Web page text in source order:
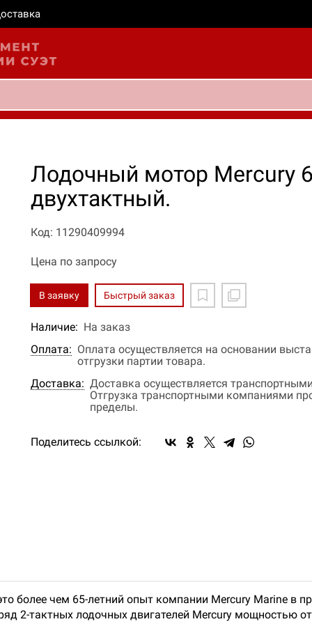
Лодочный мотор Mercury
двухтактный.
Код: 11290409994
Цена по запросу
В заявку Быстрый заказ
Наличие: На заказ
Оплата: Оплата осуществляется на основании
отгрузки партии товара.
Доставка: Доставка осуществляется
Отгрузка транспортными компаниями
пределы.
Поделитесь ссылкой:
более чем 65-летний опыт компании Mercury Marine в
2-тактных лодочных двигателей Mercury мощностью